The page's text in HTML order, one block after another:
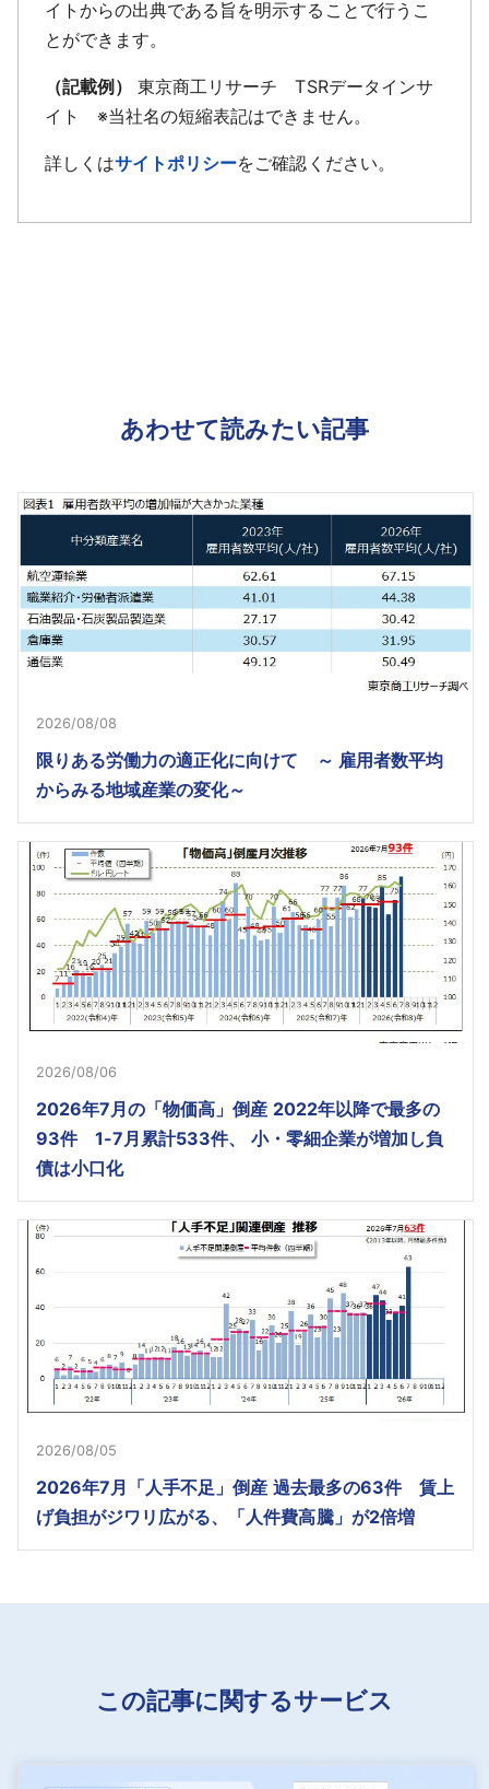
イトからの出典である旨を明示することで行うこ
とができます。
（記載例）
東京商工リサーチ TSRデータインサ
イト ※当社名の短縮表記はできません。
詳しくはサイトポリシーをご確認ください。
あわせて読みたい記事
2026/08/08
限りある労働力の適正化に向けて ～ 雇用者数平均
からみる地域産業の変化～
2026/08/06
2026年7月の「物価高」倒産 2022年以降で最多の
93件 1-7月累計533件、 小・零細企業が増加し負
債は小口化
2026/08/05
2026年7月「人手不足」倒産 過去最多の63件 賃上
げ負担がジワリ広がる、「人件費高騰」が2倍増
この記事に関するサービス